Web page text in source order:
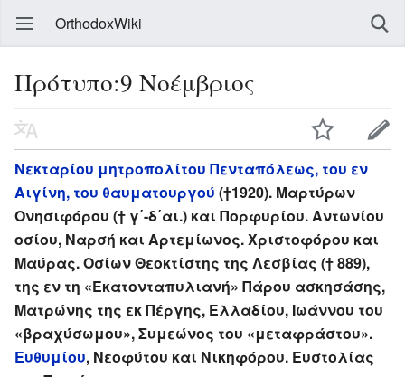
OrthodoxWiki
Πρότυπο:9 Νοέμβριος
Νεκταρίου μητροπολίτου Πενταπόλεως, του εν
Αιγίνη, του θαυματουργού (†1920). Μαρτύρων
Ονησιφόρου († γ΄-δ΄αι.) και Πορφυρίου. Αντωνίου
οσίου, Ναρσή και Αρτεμίωνος. Χριστοφόρου και
Μαύρας. Οσίων Θεοκτίστης της Λεσβίας († 889),
της εν τη «Εκατονταπυλιανή» Πάρου ασκησάσης,
Ματρώνης της εκ Πέργης, Ελλαδίου, Ιωάννου του
«βραχύσωμου», Συμεώνος του «μεταφράστου».
Ευθυμίου, Νεοφύτου και Νικηφόρου. Ευστολίας